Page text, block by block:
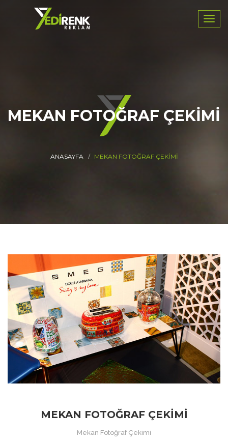
MEKAN FOTOĞRAF ÇEKIMI
ANASAYFA MEKAN FOTOĞRAF ÇEKIMI
MEKAN FOTOĞRAF ÇEKIMI
Mekan Fotoğraf Çekimi